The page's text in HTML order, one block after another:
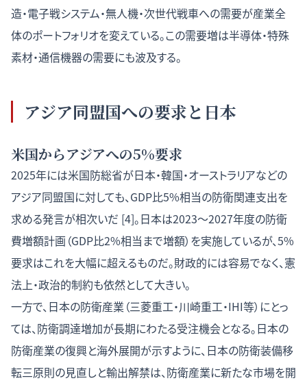
造・電子戦システム・無人機・次世代戦車への需要が産業全
体のポートフォリオを変えている。この需要増は半導体・特殊
素材・通信機器の需要にも波及する。
アジア同盟国への要求と日本
米国からアジアへの5%要求
2025年には米国防総省が日本・韓国・オーストラリアなどの
アジア同盟国に対しても、GDP比5%相当の防衛関連支出を
求める発言が相次いだ [4]。日本は2023〜2027年度の防衛
費増額計画（GDP比2%相当まで増額）を実施しているが、5%
要求はこれを大幅に超えるものだ。財政的には容易でなく、憲
法上・政治的制約も依然として大きい。
一方で、日本の防衛産業（三菱重工・川崎重工・IHI等）にとっ
ては、防衛調達増加が長期にわたる受注機会となる。日本の
防衛産業の復興と海外展開が示すように、日本の防衛装備移
転三原則の見直しと輸出解禁は、防衛産業に新たな市場を開